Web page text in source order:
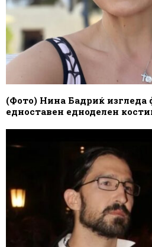
(Фото) Нина Бадриќ изгледа
едноставен едноделен